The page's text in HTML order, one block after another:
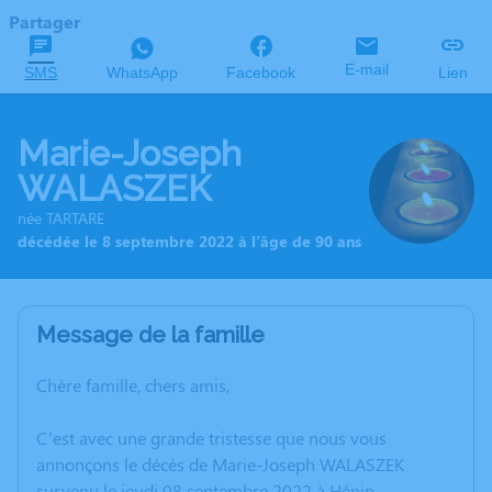
Partager
SMS WhatsApp Facebook E-mail Lien
Marie-Joseph
WALASZEK
née TARTARE
décédée le 8 septembre 2022 à l'âge de 90 ans
Message de la famille
Chère famille, chers amis,
C’est avec une grande tristesse que nous vous
annonçons le décès de Marie-Joseph WALASZEK